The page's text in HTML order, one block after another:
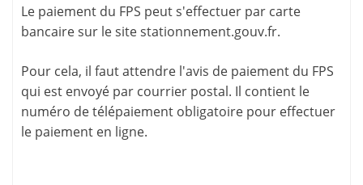
Le paiement du FPS peut s'effectuer par carte
bancaire sur le sitestationnement.gouv.fr.
Pour cela, il faut attendre l'avis de paiement du FPS
qui est envoyé par courrier postal. Il contient le
numéro de télépaiement obligatoire pour effectuer
le paiement en ligne.